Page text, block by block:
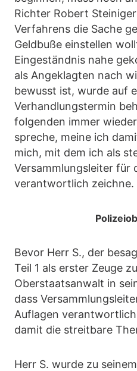
Richter Robert
Verfahrens die Sache
Geldbuße einstellen
Eingeständnis nahe
als Angeklagten nach
bewusst ist, wurde auf
Verhandlungstermin
folgenden immer
spreche, meine ich
mich, mit dem ich als
Versammlungsleiter für
verantwortlich zeichne.
Bevor Herr S., der
Teil 1 als erster Zeuge
Oberstaatsanwalt in
dass
Auflagen
damit die streitbare
Herr S. wurde zu